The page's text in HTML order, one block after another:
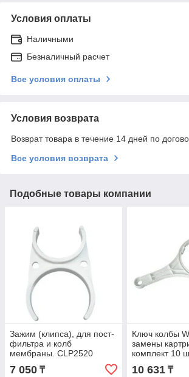
Условия оплаты
Наличными
Безналичный расчет
Все условия оплаты
Условия возврата
Возврат товара в течение 14 дней по
Все условия возврата
Подобные товары компании
Зажим (клипса), для пост-
фильтра и колб
мембраны. CLP2520
комплект 10 шт.
7 050 ₸
Ключ колбы
замены
комплект 10
10 631₸